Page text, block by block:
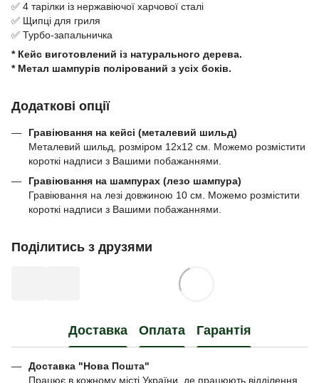
✅ 4 тарілки із нержавіючої харчової сталі
✅ Щипці для гриля
✅ Турбо-запальничка
* Кейс виготовлений із натурального дерева.
* Метал шампурів полірований з усіх боків.
Додаткові опції
Гравіювання на кейсі (металевий шильд)
Металевий шильд, розміром 12х12 см. Можемо розмістити
короткі надписи з Вашими побажаннями.
Гравіювання на шампурах (лезо шампура)
Гравіювання на лезі довжиною 10 см. Можемо розмістити
короткі надписи з Вашими побажаннями.
Поділитись з друзями
Доставка Оплата Гарантія
Доставка "Нова Пошта"
Працює в кожному місті України, де працюють відділення